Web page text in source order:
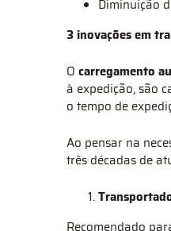
Diminuição
3 inovações em
O carregamento
à expedição, são
o tempo de
Ao pensar na
três décadas de
Recomendado